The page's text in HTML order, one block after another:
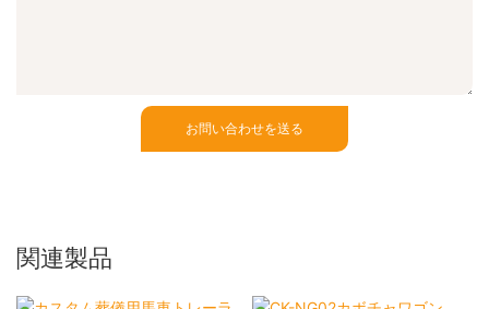
お問い合わせを送る
関連製品